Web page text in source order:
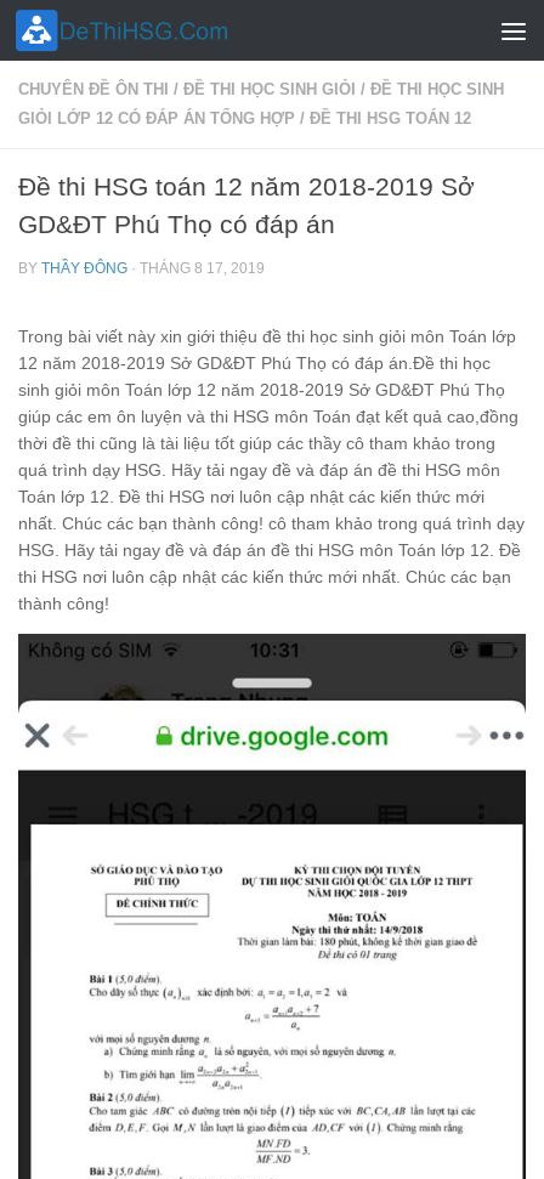
Skip to content
CHUYÊN ĐỀ ÔN THI / ĐỀ THI HỌC SINH GIỎI / ĐỀ THI HỌC SINH
GIỎI LỚP 12 CÓ ĐÁP ÁN TỔNG HỢP / ĐỀ THI HSG TOÁN 12
Đề thi HSG toán 12 năm 2018-2019 Sở
GD&ĐT Phú Thọ có đáp án
BY THẦY ĐÔNG · THÁNG 8 17, 2019
Trong bài viết này xin giới thiệu đề thi học sinh giỏi môn Toán lớp
12 năm 2018-2019 Sở GD&ĐT Phú Thọ có đáp án.Đề thi học
sinh giỏi môn Toán lớp 12 năm 2018-2019 Sở GD&ĐT Phú Thọ
giúp các em ôn luyện và thi HSG môn Toán đạt kết quả cao,đồng
thời đề thi cũng là tài liệu tốt giúp các thầy cô tham khảo trong
quá trình dạy HSG. Hãy tải ngay đề và đáp án đề thi HSG môn
Toán lớp 12. Đề thi HSG nơi luôn cập nhật các kiến thức mới
nhất. Chúc các bạn thành công! cô tham khảo trong quá trình dạy
HSG. Hãy tải ngay đề và đáp án đề thi HSG môn Toán lớp 12. Đề
thi HSG nơi luôn cập nhật các kiến thức mới nhất. Chúc các bạn
thành công!